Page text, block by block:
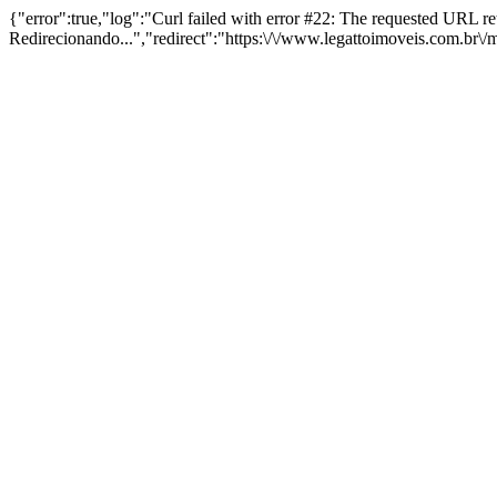
{"error":true,"log":"Curl failed with error #22: The requested URL
Redirecionando...","redirect":"https:\/\/www.legattoimoveis.com.br\/